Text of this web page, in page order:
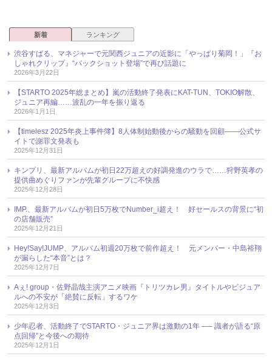
新着 ランキング
渋谷すばる、マネジャーで元関西ジュニアの近影に「やっぱり菊岡！」『お
しゃれクリップ』“バックショット登場”で再び話題に
2026年3月22日
【STARTO 2025年総まとめ】嵐の活動終了発表にKAT-TUN、TOKIO解散、
ジュニア再編……波乱の一年を振り返る
2026年1月1日
【timelesz 2025年炎上事件簿】8人体制始動後からの騒動を回顧――公式サ
イトで謝罪文発表も
2025年12月31日
キンプリ、最新アルバムが初日22万超えの好調発進のウラで……狩野英孝の
提供曲めぐりファンが先輩グループに不快感
2025年12月28日
IMP.、最新アルバムが初日5万枚でNumber_i超え！ 好セールスの背景に“初
の店舗販売”
2025年12月21日
Hey!Say!JUMP、アルバム初週20万枚で前作超え！ 元メンバー・中島裕翔
が漏らした“本音”とは？
2025年12月7日
Aぇ! group・佐野晶哉主演アニメ映画『トリツカレ男』タイトルやビジュア
ルへの不安が「絶賛に反転」するワケ
2025年12月3日
少年忍者、活動終了でSTARTO・ジュニア界は激動の1年 ── 識者が語る“原
点回帰”と今後への期待
2025年12月1日